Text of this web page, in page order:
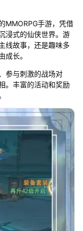
MMORPG手游，凭借
浸式的仙侠世界。游
线故事，还是趣味多
成长。
参与刺激的战场对
。丰富的活动和奖励